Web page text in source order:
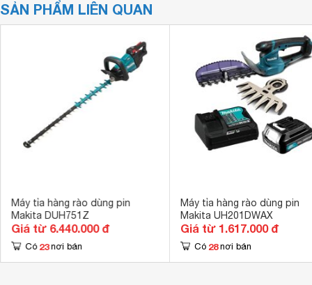
Lưu ý:
Hình ảnh sản phẩm chỉ có tính chất minh họa, chi
phẩm thực tế.
SẢN PHẨM LIÊN QUAN
Máy tỉa hàng rào dùng pin
Makita DUH751Z
Giá từ 6.440.000 đ
Có 23 nơi bán
Máy tỉa hàng rào dùng pin
Makita UH201DWAX
Giá từ 1.617.000 đ
Có 28 nơi bán